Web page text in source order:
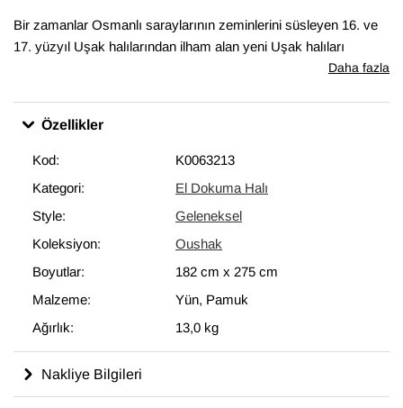
Bir zamanlar Osmanlı saraylarının zeminlerini süsleyen 16. ve
17. yüzyıl Uşak halılarından ilham alan yeni Uşak halıları
koleksiyonumuz, geleneksel tasarımları el dokumasıyla hayata
sağlıyor. Bu özel halı
Daha fazla
Özellikler
Kod:
K0063213
Kategori:
El Dokuma Halı
Style:
Geleneksel
Koleksiyon:
Oushak
Boyutlar:
182 cm x 275 cm
Malzeme:
Yün, Pamuk
Ağırlık:
13,0 kg
Nakliye Bilgileri